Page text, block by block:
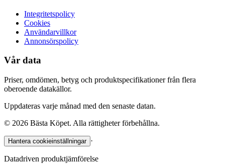
Integritetspolicy
Cookies
Användarvillkor
Annonsörspolicy
Vår data
Priser, omdömen, betyg och produktspecifikationer från flera
oberoende datakällor.
Uppdateras varje månad med den senaste datan.
© 2026 Bästa Köpet. Alla rättigheter förbehållna.
Hantera cookieinställningar ·
Datadriven produktjämförelse